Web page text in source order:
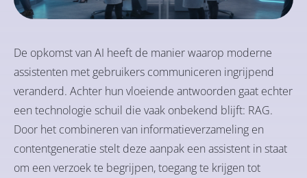
De opkomst van AI heeft de manier waarop moderne
assistenten met gebruikers communiceren ingrijpend
veranderd. Achter hun vloeiende antwoorden gaat echter
een technologie schuil die vaak onbekend blijft: RAG.
Door het combineren van informatieverzameling en
contentgeneratie stelt deze aanpak een assistent in staat
om een verzoek te begrijpen, toegang te krijgen tot